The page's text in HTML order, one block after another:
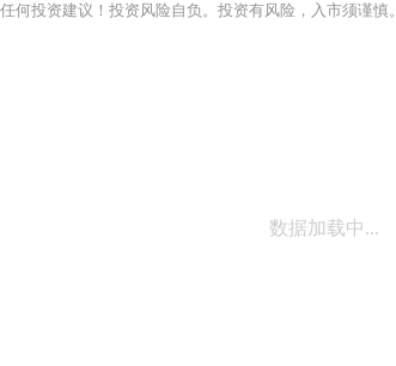
何投资建议！投资风险自负。投资有风险，入市须谨慎。
数据加载中...